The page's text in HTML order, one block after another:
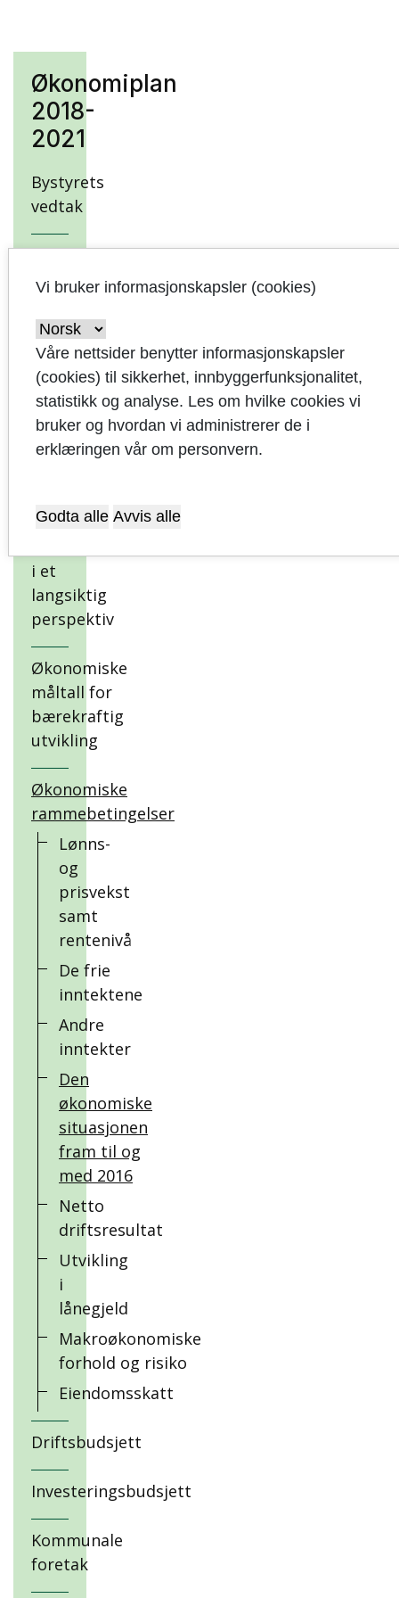
Økonomiplan
2018-
2021
Bystyrets
vedtak
Innledning
Kommuneplan,
visjon,
hovedmål,
delmål og
strategier
og
i et
langsiktig
perspektiv
Økonomiske
måltall for
bærekraftig
utvikling
Økonomiske
rammebetingelser
Lønns-
og
prisvekst
samt
rentenivå
De frie
inntektene
Andre
inntekter
Den
økonomiske
situasjonen
fram til og
med 2016
Netto
driftsresultat
Utvikling
i
lånegjeld
Makroøkonomiske
forhold og risiko
Eiendomsskatt
Driftsbudsjett
Investeringsbudsjett
Kommunale
foretak
Vi bruker informasjonskapsler (cookies)
Våre nettsider benytter informasjonskapsler
(cookies) til sikkerhet, innbyggerfunksjonalitet,
statistikk og analyse. Les om hvilke cookies vi
bruker og hvordan vi administrerer de i
erklæringen vår om personvern.
Godta alle Avvis alle